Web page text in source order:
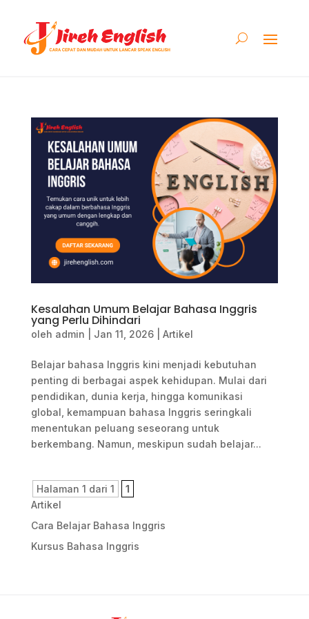
Kesalahan Umum Belajar Bahasa Inggris
yang Perlu Dihindari
oleh admin Jan 11, 2026| Artikel
Belajar bahasa Inggris kini menjadi kebutuhan
penting di berbagai aspek kehidupan. Mulai dari
pendidikan, dunia kerja, hingga komunikasi
global, kemampuan bahasa Inggris seringkali
menentukan peluang seseorang untuk
berkembang. Namun, meskipun sudah belajar...
Halaman 1 dari 1
1
Artikel
Cara Belajar Bahasa Inggris
Kursus Bahasa Inggris